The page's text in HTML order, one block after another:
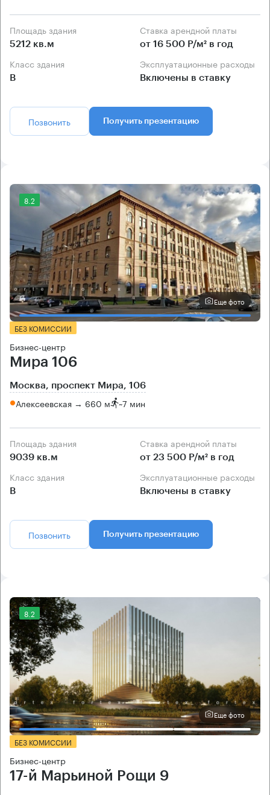
Площадь здания
5212 кв.м
Ставка арендной платы
от 16 500 Р/м² в год
Класс здания
B
Эксплуатационные расходы
Включены в ставку
Позвонить Получить презентацию
8.2
Еще фото
БЕЗ КОМИССИИ
Бизнес-центр
Мира 106
Москва, проспект Мира, 106
Алексеевская → 660 м ~7 мин
Площадь здания
9039 кв.м
Ставка арендной платы
от 23 500 Р/м² в год
Класс здания
B
Эксплуатационные расходы
Включены в ставку
Позвонить Получить презентацию
8.2
Еще фото
БЕЗ КОМИССИИ
Бизнес-центр
17-й Марьиной Рощи 9